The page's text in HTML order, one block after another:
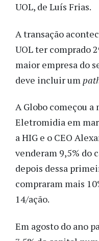
UOL, de Luís Frias.
A transação
UOL ter comprado
maior empresa do
deve incluir um
A Globo começou a
Eletromidia em
a HIG e o CEO
venderam 9,5% do
depois dessa
compraram mais
14/ação.
Em agosto do ano